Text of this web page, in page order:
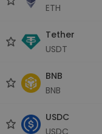
ETH
Tether
USDT
BNB
BNB
USDC
USDC